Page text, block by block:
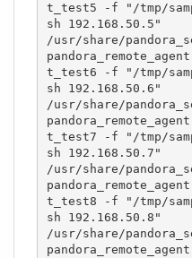
t_test5 -f "/tmp/
sh 192.168.50.5"
/usr/share/
t_test6 -f "/tmp/
sh 192.168.50.6"
/usr/share/
t_test7 -f "/tmp/
sh 192.168.50.7"
/usr/share/
t_test8 -f "/tmp/
sh 192.168.50.8"
/usr/share/